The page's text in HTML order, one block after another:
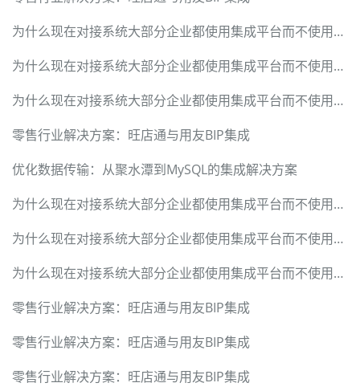
为什么现在对接系统大部分企业都使用集成平台而不使用定制开发 —— 从轻易云看异构系统实时数据集成的技术革新
为什么现在对接系统大部分企业都使用集成平台而不使用定制开发 —— 从轻易云看异构系统实时数据集成的技术革新
为什么现在对接系统大部分企业都使用集成平台而不使用定制开发 —— 从轻易云看异构系统实时数据集成的技术革新
零售行业解决方案：旺店通与用友BIP集成
优化数据传输：从聚水潭到MySQL的集成解决方案
为什么现在对接系统大部分企业都使用集成平台而不使用定制开发 —— 从轻易云看异构系统实时数据集成的技术革新
为什么现在对接系统大部分企业都使用集成平台而不使用定制开发 —— 从轻易云看异构系统实时数据集成的技术革新
为什么现在对接系统大部分企业都使用集成平台而不使用定制开发 —— 从轻易云看异构系统实时数据集成的技术革新
零售行业解决方案：旺店通与用友BIP集成
零售行业解决方案：旺店通与用友BIP集成
零售行业解决方案：旺店通与用友BIP集成